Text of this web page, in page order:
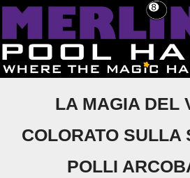
Skip
content
Merlins Bookings
Photo Gallery
LA MAGIA DEL
COLORATO SULLA
POLLI